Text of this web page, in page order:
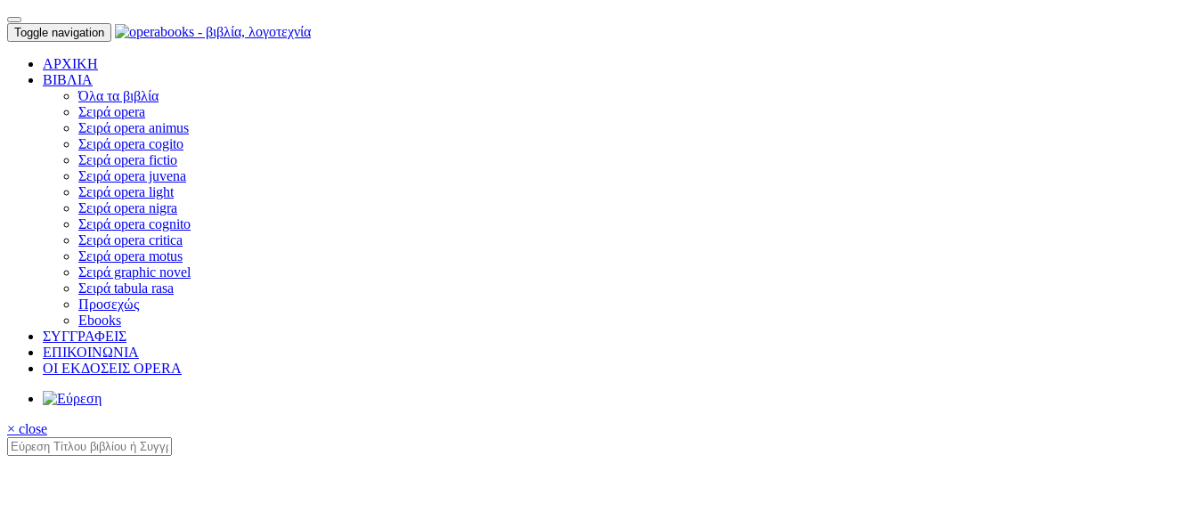
Toggle navigation
ΑΡΧΙΚΗ
ΒΙΒΛΙΑ
Όλα τα βιβλία
Σειρά opera
Σειρά opera animus
Σειρά opera cogito
Σειρά opera fictio
Σειρά opera juvena
Σειρά opera light
Σειρά opera nigra
Σειρά opera cognito
Σειρά opera critica
Σειρά opera motus
Σειρά graphic novel
Σειρά tabula rasa
Προσεχώς
Ebooks
ΣΥΓΓΡΑΦΕΙΣ
ΕΠΙΚΟΙΝΩΝΙΑ
ΟΙ ΕΚΔΟΣΕΙΣ OPERA
× close